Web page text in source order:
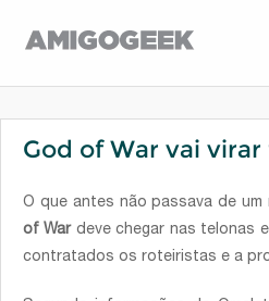
God of War vai
O que antes não passava de
of Wardeve chegar nas telonas
contratados os roteiristas e a